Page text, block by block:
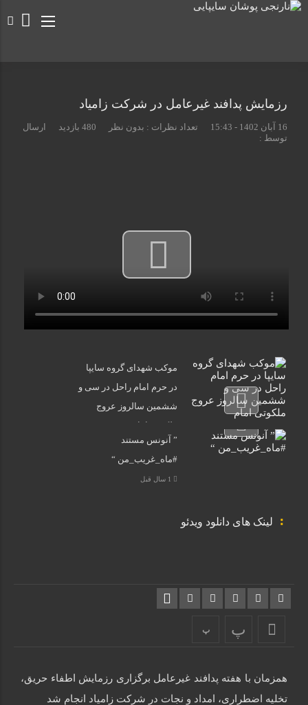
رزمایش پدافند غیرعامل در شرکت زامیاد
16 آبان 1402 - 15:43 تعداد نظرات : بدون نظر
ارسال
توسط :
موکب شهدای گروه سایپا
در حرم امام راحل در سی و
ششمین سالروز عروج
ملکوتی امام خمینی(ره)
” آنونس مستند
#ماه_غریب_من “
لینک های دانلود ویدئو
پ پ
همزمان با هفته پدافند غیرعامل برگزاری رزمایش اطفاء حریق،
تخلیه اضطراری، امداد و نجات در شرکت زامیاد انجام شد